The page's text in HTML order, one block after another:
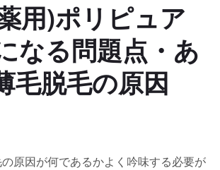
用)ポリピュア
なる問題点・あ
毛脱毛の原因
原因が何であるかよく吟味する必要が